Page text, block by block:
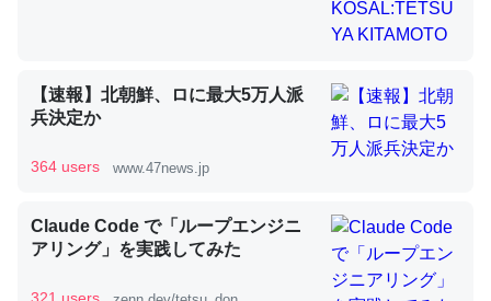
論文では「淡水はカルシウムも酸素も不足してて両方に不
利だから両方が拮抗してるのでは」とあって面白い。海に
ずキチンを強化してる筈だが、酵素が違うのか？
─ニュース :: 【研究発表】昆虫学の大問題＝「昆虫はなぜ海にいな
いのか」に関する新仮説
【速報】北朝鮮、ロに最大5万人派
兵決定か
364 users www.47news.jp
Claude Code で「ループエンジニ
アリング」を実践してみた